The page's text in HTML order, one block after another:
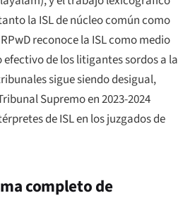
la ISL de núcleo común como
reconoce la ISL como medio
de los litigantes sordos a la
sigue siendo desigual,
Supremo en 2023-2024
de ISL en los juzgados de
completo de